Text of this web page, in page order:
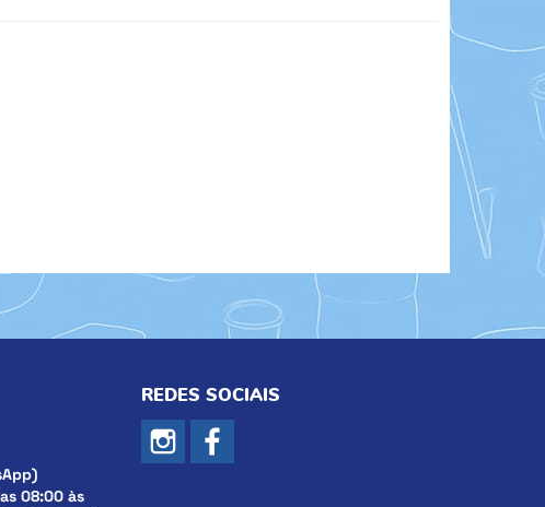
08:00 às
REDES SOCIAIS